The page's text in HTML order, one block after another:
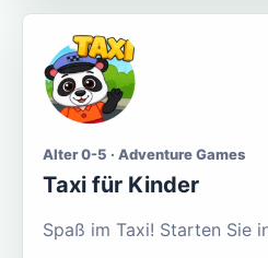
Alter 0-5 · Adventure Games
Taxi für Kinder
Spaß im Taxi! Starten Sie